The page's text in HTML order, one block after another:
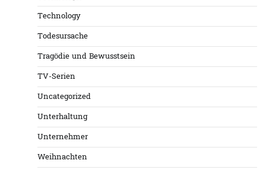
Technology
Todesursache
Tragödie und Bewusstsein
TV-Serien
Uncategorized
Unterhaltung
Unternehmer
Weihnachten